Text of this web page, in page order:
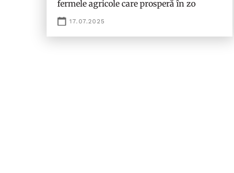
fermele agricole care prosperă în zo
17.07.2025